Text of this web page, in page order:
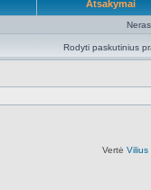
Atsakymai
Rodyti paskutinius
Vertė Vilius